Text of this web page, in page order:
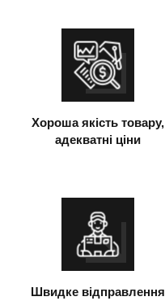
Хороша якість товару,
адекватні ціни
Швидке відправлення